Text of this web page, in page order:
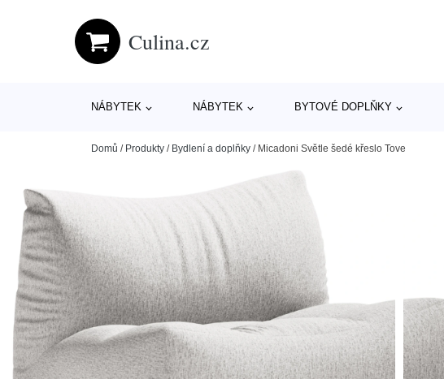
Culina.cz
NÁBYTEK NÁBYTEK BYTOVÉ DOPLŇKY
Domů / Produkty / Bydlení a doplňky / Micadoni Světle šedé křeslo Tove